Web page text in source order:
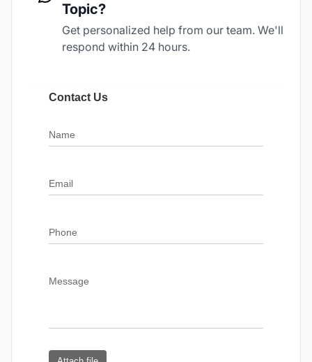
Topic?
Get personalized help from our team. We'll
respond within 24 hours.